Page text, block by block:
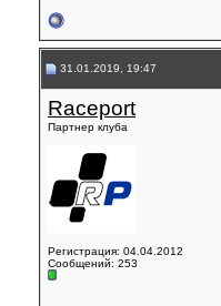
31.01.2019, 19:47
Raceport
Партнер клуба
Регистрация: 04.04.2012
Сообщений: 253